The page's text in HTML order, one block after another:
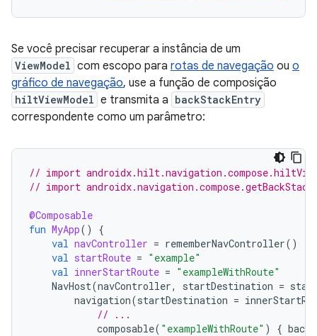
Se você precisar recuperar a instância de um
ViewModel com escopo para rotas de navegação ou o
gráfico de navegação, use a função de composição
hiltViewModel e transmita a backStackEntry
correspondente como um parâmetro:
// import
// import
@Composable
fun MyApp()
{
val navController = rememberNavController()
val startRoute = "example"
val innerStartRoute = "exampleWithRoute"
NavHost(navController, startDestination =
navigation(startDestination =
// ...
composable( "exampleWithRoute" ) {